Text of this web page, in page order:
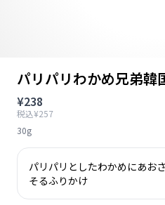
パリパリわかめ兄弟韓
¥238
税込¥257
30g
パリパリとしたわかめにあお
そるふりかけ